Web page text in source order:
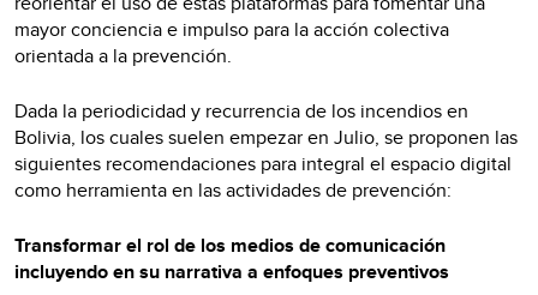
mayor conciencia e impulso para la acción colectiva
orientada a la prevención.
Dada la periodicidad y recurrencia de los incendios en
Bolivia, los cuales suelen empezar en Julio, se proponen las
siguientes recomendaciones para integral el espacio digital
como herramienta en las actividades de prevención:
Transformar el rol de los medios de comunicación
incluyendo en su narrativa a enfoques preventivos